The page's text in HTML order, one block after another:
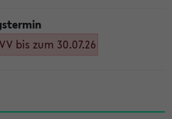
bis zum 30.07.26